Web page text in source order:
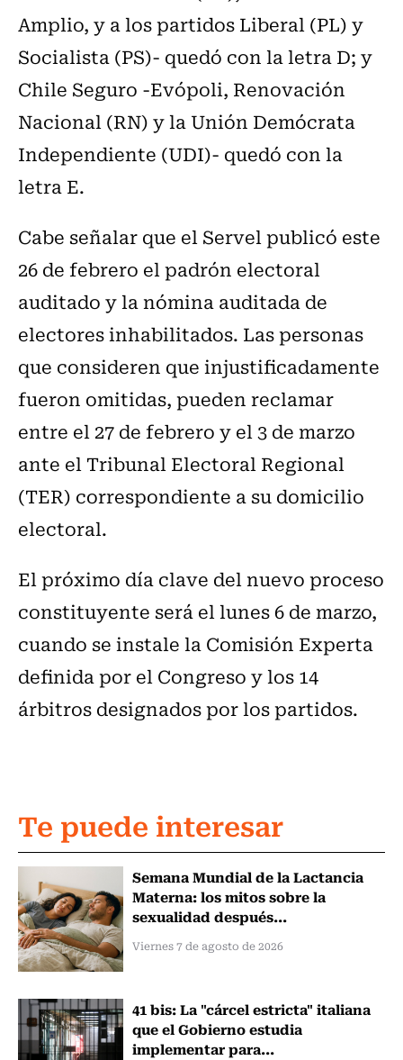
Amplio, y a los partidos Liberal (PL) y
Socialista (PS)- quedó con la letra D; y
Chile Seguro -Evópoli, Renovación
Nacional (RN) y la Unión Demócrata
Independiente (UDI)- quedó con la
letra E.
Cabe señalar que el Servel publicó este
26 de febrero el padrón electoral
auditado y la nómina auditada de
electores inhabilitados. Las personas
que consideren que injustificadamente
fueron omitidas, pueden reclamar
entre el 27 de febrero y el 3 de marzo
ante el Tribunal Electoral Regional
(TER) correspondiente a su domicilio
electoral.
El próximo día clave del nuevo proceso
constituyente será el lunes 6 de marzo,
cuando se instale la Comisión Experta
definida por el Congreso y los 14
árbitros designados por los partidos.
Te puede interesar
Semana Mundial de la Lactancia
Materna: los mitos sobre la
sexualidad después...
Viernes 7 de agosto de 2026
41 bis: La "cárcel estricta" italiana
que el Gobierno estudia
implementar para...